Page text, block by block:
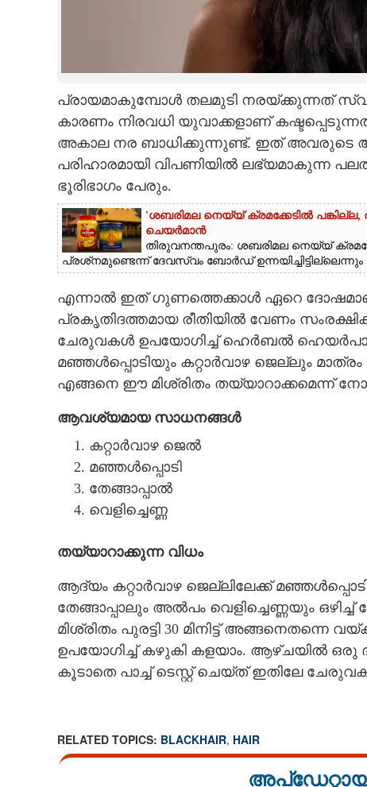
CARTOONS
LITERATURE
CONTACT US
പ്രായമാകുമ്പോൾ തലമുടി നരയ്ക്കുന്നത്
കാരണം നിരവധി യുവാക്കളാണ്
അകാല നര ബാധിക്കുന്നുണ്ട്. ഇത് അവരുടെ
പരിഹാരമായി വിപണിയിൽ ലഭ്യമാകുന്ന
ഭൂരിഭാഗം പേരും.
'ശബരിമല നെയ്യ് ക്രമക്കേടിൽ
ചെയർമാൻ
തിരുവനന്തപുരം: ശബരിമല നെയ്യ്
പ്രശ്‌നമുണ്ടെന്ന് ദേവസ്വം ബോർഡ്
എന്നാൽ ഇത് ഗുണത്തെക്കാൾ ഏറെ
പ്രകൃതിദത്തമായ രീതിയിൽ വേണം
ചേരുവകൾ ഉപയോഗിച്ച് ഹെർബൽ
മഞ്ഞൾപ്പൊടിയും കറ്റാർവാഴ ജെല്ലും
എങ്ങനെ ഈ മിശ്രിതം തയ്യാറാക്കമെന്ന്
ആവശ്യമായ സാധനങ്ങൾ
കറ്റാർവാഴ ജെൽ
മഞ്ഞൾപ്പൊടി
തേങ്ങാപ്പാൽ
വെളിച്ചെണ്ണ
തയ്യാറാക്കുന്ന വിധം
ആദ്യം കറ്റാർവാഴ ജെല്ലിലേക്ക്
തേങ്ങാപ്പാലും അൽപം വെളിച്ചെണ്ണയും
മിശ്രിതം പുരട്ടി 30 മിനിട്ട്
ഉപയോഗിച്ച് കഴുകി കളയാം. ആഴ്ചയിൽ ഒരു
കൂടാതെ പാച്ച് ടെസ്റ്റ് ചെയ്ത് ഇതിലേ
RELATED TOPICS: BLACKHAIR, HAIR